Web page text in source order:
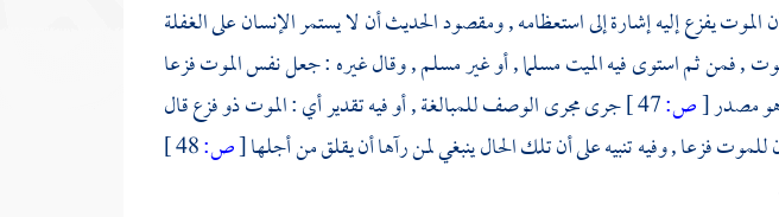
الموت يفزع إليه إشارة إلى استعظامه , ومقصود الحديث أن لا يستمر الإنسان على الغفلة
, فمن ثم استوى فيه الميت مسلما , أو غير مسلم , وقال غيره : جعل نفس الموت فزعا
مصدر[ص:
جرى مجرى الوصف للمبالغة , أو فيه تقدير أي : الموت ذو فزع قال
للموت فزعا , وفيه تنبيه على أن تلك الحال ينبغي لمن رآها أن يقلق من أجلها[ص: